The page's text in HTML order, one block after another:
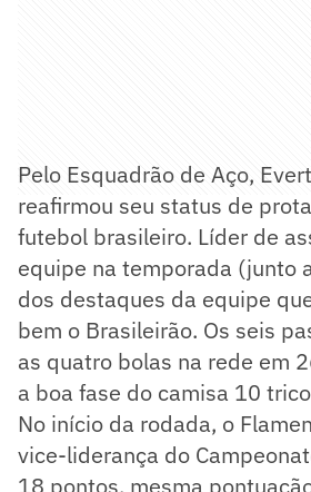
Pelo Esquadrão de Aço,
reafirmou seu status de
futebol brasileiro. Líder de
equipe na temporada (junto
dos destaques da equipe
bem o Brasileirão. Os seis
as quatro bolas na rede em
a boa fase do camisa 10
No início da rodada, o
vice-liderança do
18 pontos, mesma